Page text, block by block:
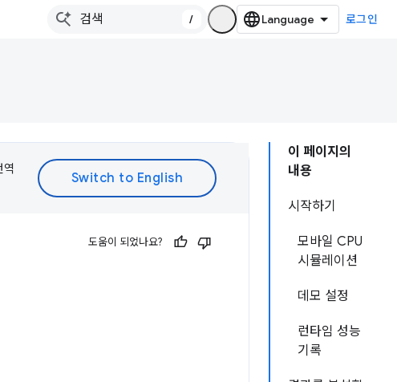
/ 로그인
이 페이지의
내용
시작하기
모바일 CPU
시뮬레이션
데모 설정
런타임 성능
기록
역
도움이 되었나요?